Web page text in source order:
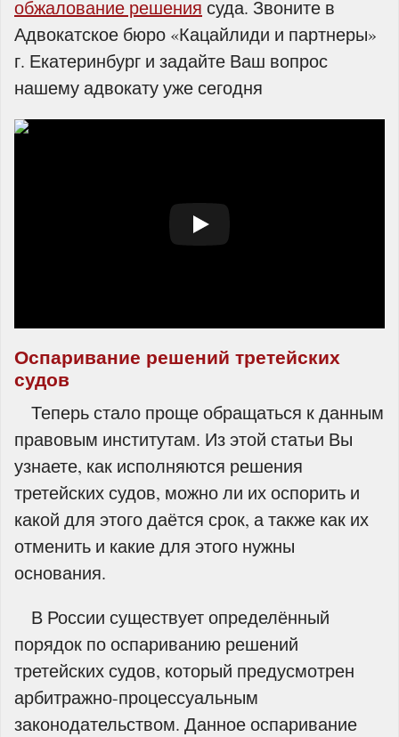
обжалование решения суда. Звоните в
Адвокатское бюро «Кацайлиди и партнеры»
г. Екатеринбург и задайте Ваш вопрос
нашему адвокату уже сегодня
Оспаривание решений третейских
судов
Теперь стало проще обращаться к данным
правовым институтам. Из этой статьи Вы
узнаете, как исполняются решения
третейских судов, можно ли их оспорить и
какой для этого даётся срок, а также как их
отменить и какие для этого нужны
основания.
В России существует определённый
порядок по оспариванию решений
третейских судов, который предусмотрен
арбитражно-процессуальным
законодательством. Данное оспаривание